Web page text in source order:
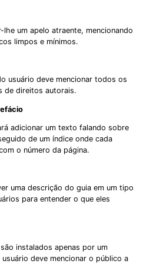
um apelo atraente, mencionando
limpos e mínimos.
usuário deve mencionar todos os
de direitos autorais.
adicionar um texto falando sobre
de um índice onde cada
o número da página.
uma descrição do guia em um tipo
para entender o que eles
instalados apenas por um
deve mencionar o público a